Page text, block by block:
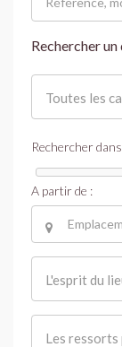
Rechercher
Toutes les
Rechercher
A partir de :
L'esprit du
Les